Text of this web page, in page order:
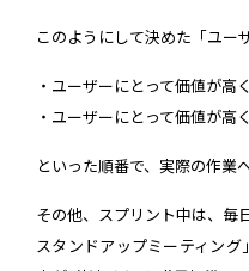
このようにして決めた「ユー
・ユーザーにとって価値が高
・ユーザーにとって価値が高
といった順番で、実際の作業
その他、スプリント中は、毎
スタンドアップミーティン